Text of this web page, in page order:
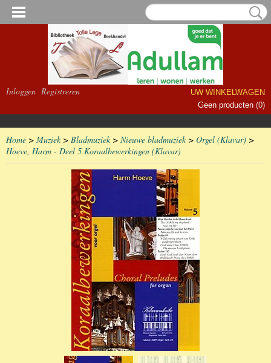
Inloggen Registreren
UW WINKELWAGEN
Geen producten (0)
Home > Muziek> Bladmuziek> Nieuwe bladmuziek> Orgel (Klavar) >
Hoeve, Harm - Deel 5 Koraalbewerkingen (Klavar)